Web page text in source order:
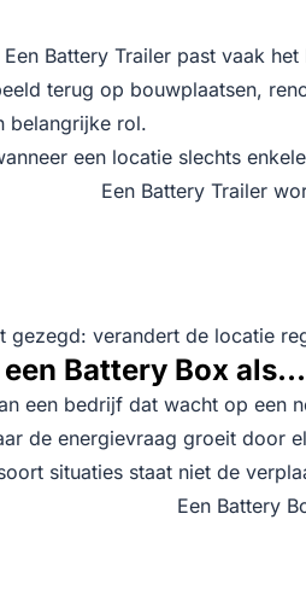
Een Battery Trailer past vaak
terug op bouwplaatsen,
belangrijke rol.
een locatie slechts
Een Battery Trailer
gezegd: verandert de locatie
een Battery Box als…
een bedrijf dat wacht op een
de energievraag groeit door
situaties staat niet de
Een Battery